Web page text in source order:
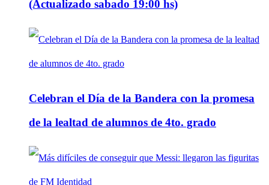
(Actualizado sabado 19:00 hs)
Celebran el Día de la Bandera con la promesa
de la lealtad de alumnos de 4to. grado